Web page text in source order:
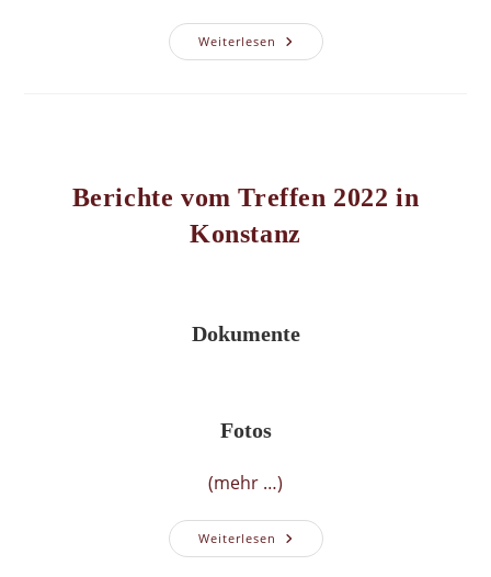
Weiterlesen Vorankündigung
GDW-
Berichte vom Treffen 2022 in
Konstanz
Dokumente
Fotos
(mehr …)
Weiterlesen Berichte
Vom